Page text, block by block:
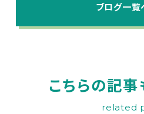
ブログ一覧
こちらの記
related